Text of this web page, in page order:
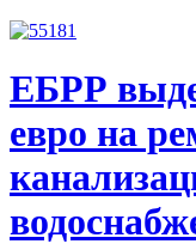
ЕБРР
евро на